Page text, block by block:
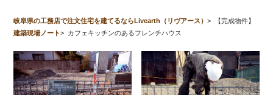
岐阜県の工務店で注文住宅を建てるならLivearth（リヴアース）>
建築現場ノート>
【完成物件】
カフェキッチンのあるフレンチハウス